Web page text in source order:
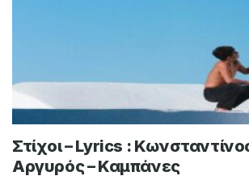
Στίχοι – Lyrics :
Αργυρός – Καμπάνες